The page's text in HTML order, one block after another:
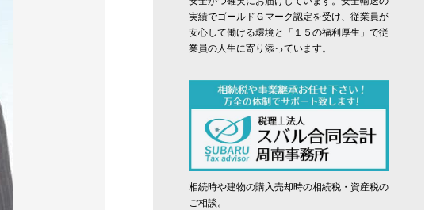
実績でゴールドＧマーク認定を受け、従業員が
安心して働ける環境と「１５の福利厚生」で従
業員の人生に寄り添っています。
相続時や建物の購入売却時の相続税・資産税の
ご相談。